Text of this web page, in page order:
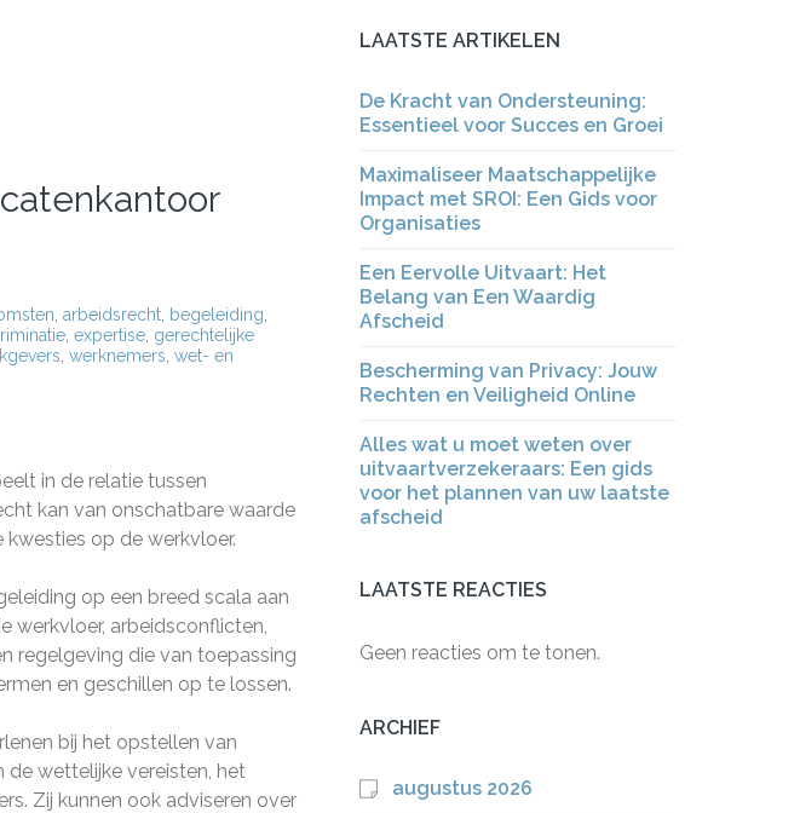
arbeidsrecht begeleiding
expertise gerechtelijke
werknemers wet- en
in de relatie tussen
kan van onschatbare waarde
op de werkvloer.
op een breed scala aan
werkvloer, arbeidsconflicten,
regelgeving die van toepassing
en geschillen op te lossen.
bij het opstellen van
wettelijke vereisten, het
Zij kunnen ook adviseren over
LAATSTE ARTIKELEN
De Kracht van Ondersteuning:
Essentieel voor Succes en Groei
Maximaliseer Maatschappelijke
Impact met SROI: Een Gids voor
Organisaties
Een Eervolle Uitvaart: Het
Belang van Een Waardig
Afscheid
Bescherming van Privacy: Jouw
Rechten en Veiligheid Online
Alles wat u moet weten over
uitvaartverzekeraars: Een gids
voor het plannen van uw laatste
afscheid
LAATSTE REACTIES
Geen reacties om te tonen.
ARCHIEF
augustus 2026